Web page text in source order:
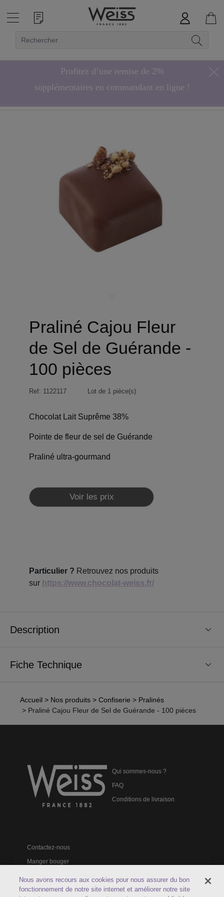
Profitez d’une remise de 2%
supplémentaires en commandant en ligne !
Praliné Cajou Fleur
de Sel de Guérande -
100 pièces
Ref: 1122117 Lot de 1 pièce(s)
Chocolat Lait Suprême 38%
Pointe de fleur de sel de Guérande
Praliné ultra-gourmand
Voir les prix
Particulier ? Retrouvez nos produits
sur https://www.chocolat-weiss.fr/
Description
Fiche Technique
Accueil > Nos produits > Confiserie > Pralinés
> Praliné Cajou Fleur de Sel de Guérande - 100 pièces
Qui sommes-nous ?
FAQ
Conditions de livraison
Contactez-nous
Manger bouger
Nous avons recours aux cookies pour nous assurer du bon
fonctionnement de notre site internet et améliorer notre site